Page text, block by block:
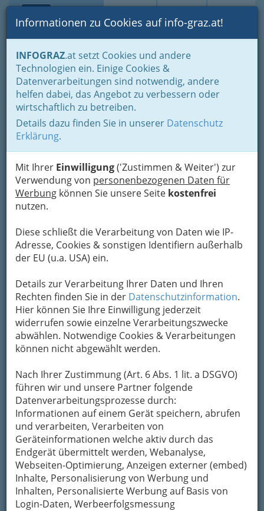
Suche Login Toggle
Informationen zu Cookies auf info-graz.at!
INFOGRAZ.at setzt Cookies und andere
Technologien ein. Einige Cookies &
Datenverarbeitungen sind notwendig, andere
helfen dabei, das Angebot zu verbessern oder
wirtschaftlich zu betreiben.
Details dazu finden Sie in unserer Datenschutz
Erklärung.
Mit Ihrer Einwilligung('Zustimmen & Weiter') zur
Verwendung von personenbezogenen Daten für
Werbung können Sie unsere Seite kostenfrei
nutzen.
Diese schließt die Verarbeitung von Daten wie IP-
Adresse, Cookies & sonstigen Identifiern außerhalb
der EU (u.a. USA) ein.
Details zur Verarbeitung Ihrer Daten und Ihren
Rechten finden Sie in der Datenschutzinformation.
Hier können Sie Ihre Einwilligung jederzeit
widerrufen sowie einzelne Verarbeitungszwecke
abwählen. Notwendige Cookies & Verarbeitungen
können nicht abgewählt werden.
Nach Ihrer Zustimmung (Art. 6 Abs. 1 lit. a DSGVO)
führen wir und unsere Partner folgende
Datenverarbeitungsprozesse durch:
Informationen auf einem Gerät speichern, abrufen
und verarbeiten, Verarbeiten von
Geräteinformationen welche aktiv durch das
Endgerät übermittelt werden, Webanalyse,
Webseiten-Optimierung, Anzeigen externer (embed)
Inhalte, Personalisierung von Werbung und
Inhalten, Personalisierte Werbung auf Basis von
Login-Daten, Werbeerfolgsmessung
Home Branchen
Europäische Föderalistische
Bewegung Österreichs
Zinzendorfgasse 1, 8010 Graz
+43 316 327 132
BEJ ist eine Jugendorganisation, die sich mit
europäischen Gedanken beschäftigt und dies
besonders Jugendlichen verständlich machen
Karte
Adresse mit Google Maps anschauen
Kontaktaufnahme
Um die Info-Graz Firmenvor Spam-Mails zu
, verwenden wir an dieser Stelle zur
Übermittlung Ihrer Nachricht ein sicheres
Formular. Ihre Nachricht wird nach dem
Absenden umgehend per Mail an das
Unternehmen Europäische Föderalistische
Bewegung Österreichs weitergeleitet.
Mein Name
Meine Email Adresse